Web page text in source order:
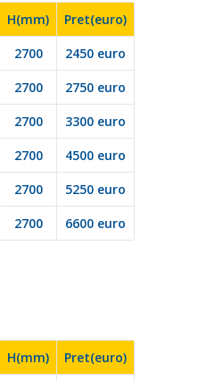
H(mm)
Pret(euro)
2700
2450 euro
2700
2750 euro
2700
3300 euro
2700
4500 euro
2700
5250 euro
2700 6600 euro
H(mm)
Pret(euro)